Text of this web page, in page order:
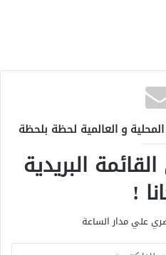
و العالمية لحظة بلحظة
البريدية
!